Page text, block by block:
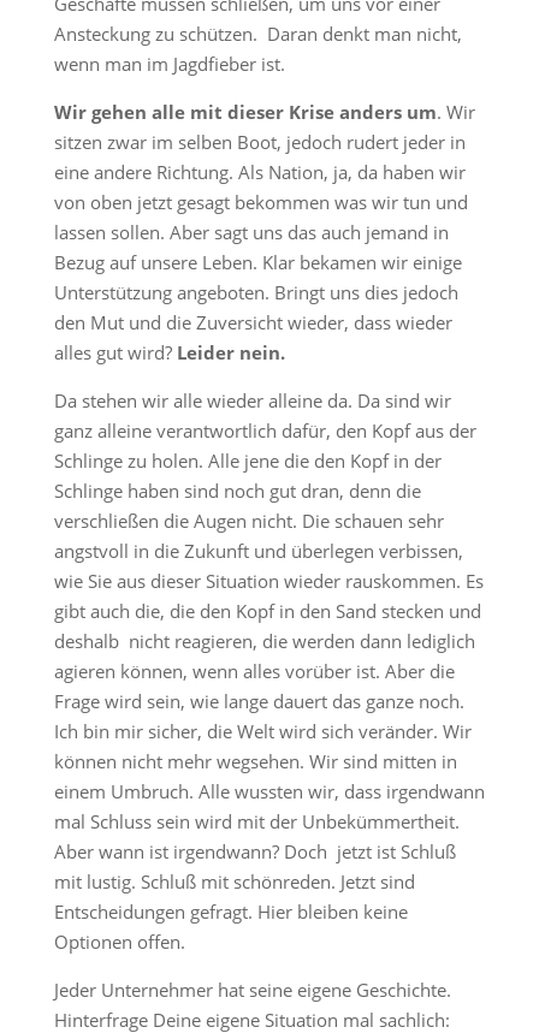
Ansteckung zu schützen. Daran denkt man nicht,
wenn man im Jagdfieber ist.
Wir gehen alle mit dieser Krise anders um. Wir
sitzen zwar im selben Boot, jedoch rudert jeder in
eine andere Richtung. Als Nation, ja, da haben wir
von oben jetzt gesagt bekommen was wir tun und
lassen sollen. Aber sagt uns das auch jemand in
Bezug auf unsere Leben. Klar bekamen wir einige
Unterstützung angeboten. Bringt uns dies jedoch
den Mut und die Zuversicht wieder, dass wieder
alles gut wird? Leider nein.
Da stehen wir alle wieder alleine da. Da sind wir
ganz alleine verantwortlich dafür, den Kopf aus der
Schlinge zu holen. Alle jene die den Kopf in der
Schlinge haben sind noch gut dran, denn die
verschließen die Augen nicht. Die schauen sehr
angstvoll in die Zukunft und überlegen verbissen,
wie Sie aus dieser Situation wieder rauskommen. Es
gibt auch die, die den Kopf in den Sand stecken und
deshalb nicht reagieren, die werden dann lediglich
agieren können, wenn alles vorüber ist. Aber die
Frage wird sein, wie lange dauert das ganze noch.
Ich bin mir sicher, die Welt wird sich veränder. Wir
können nicht mehr wegsehen. Wir sind mitten in
einem Umbruch. Alle wussten wir, dass irgendwann
mal Schluss sein wird mit der Unbekümmertheit.
Aber wann ist irgendwann? Doch jetzt ist Schluß
mit lustig. Schluß mit schönreden. Jetzt sind
Entscheidungen gefragt. Hier bleiben keine
Optionen offen.
Jeder Unternehmer hat seine eigene Geschichte.
Hinterfrage Deine eigene Situation mal sachlich: